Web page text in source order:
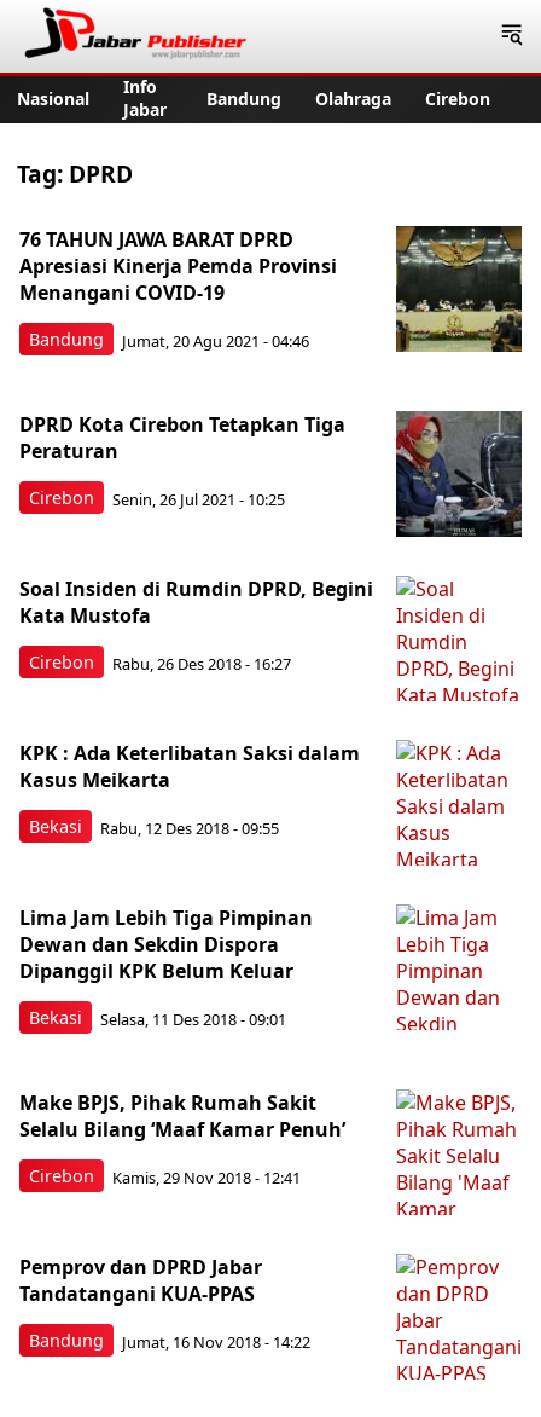
Nasional
Info
Jabar
Bandung Olahraga Cirebon
Tag: DPRD
Bandung
76 TAHUN JAWA BARAT DPRD
Apresiasi Kinerja Pemda Provinsi
Menangani COVID-19
Jumat, 20 Agu 2021 - 04:46
Cirebon
DPRD Kota Cirebon Tetapkan Tiga
Peraturan
Senin, 26 Jul 2021 - 10:25
Cirebon
Soal Insiden di Rumdin DPRD, Begini
Kata Mustofa
Rabu, 26 Des 2018 - 16:27
Bekasi
KPK : Ada Keterlibatan Saksi dalam
Kasus Meikarta
Rabu, 12 Des 2018 - 09:55
Bekasi
Lima Jam Lebih Tiga Pimpinan
Dewan dan Sekdin Dispora
Dipanggil KPK Belum Keluar
Selasa, 11 Des 2018 - 09:01
Cirebon
Make BPJS, Pihak Rumah Sakit
Selalu Bilang ‘Maaf Kamar Penuh’
Kamis, 29 Nov 2018 - 12:41
Bandung
Pemprov dan DPRD Jabar
Tandatangani KUA-PPAS
Jumat, 16 Nov 2018 - 14:22